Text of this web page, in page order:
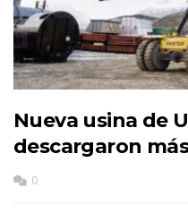
Nueva usina de
descargaron
0